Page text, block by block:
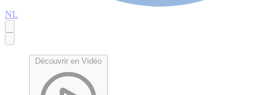
NL
Découvrir en Vidéo